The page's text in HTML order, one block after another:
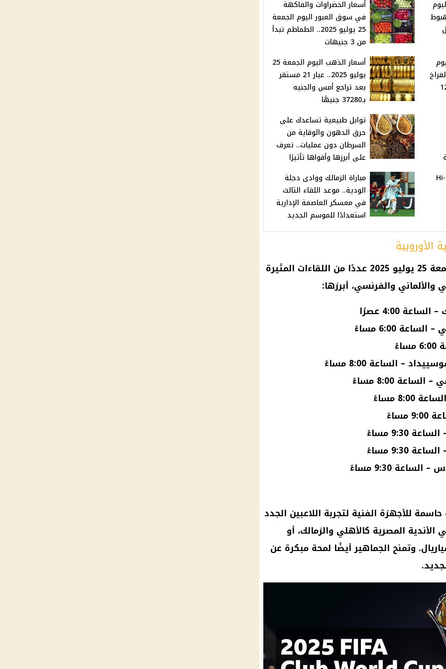
2025.. هبوط
أسعار الخضراوات والفاكهة
في سوق العبور اليوم الجمعة
25 يوليو 2025.. الطماطم تبدأ
من 3 جنيهات
2025.. الفراخ
بـ125
أسعار الذهب اليوم الجمعة 25
يوليو 2025.. عيار 21 مستقر
بعد تراجع أمس والجنيه
بـ37280 جنيهًا
توابل طبيعية تساعدك على
حرق الدهون والوقاية من
السرطان دون عمليات.. تعرف
على أبرزها وأقواها تأثيرًا
التعليم تعلن قائمة كتب Hi-
مباراة الزمالك ووادى دجلة
الودية.. موعد اللقاء الثالث
في معسكر العاصمة الإدارية
استعدادًا للموسم الجديد
الأوروبية
تتضمن مواعيد مباريات اليوم الجمعة 25 يوليو 2025 عددًا من اللقاءات المثيرة
والألماني والفرنسي، أبرزها:
6:00 مساءً
– الساعة 8:00 مساءً
8:00 مساءً
مساءً
9:30 مساءً
9:30 مساءً
9:30 مساءً
للأجهزة الفنية لتجربة اللاعبين الجدد
المصرية كالأهلي والزمالك، أو
وتمنح الجماهير أيضًا لمحة مبكرة عن